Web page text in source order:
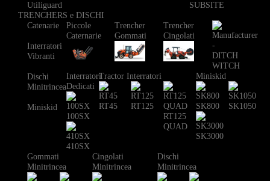
Utiliguard
TRENCHERS e DISCHI
Catenarie
Interratori
Vibranti
Dischi
Minitrincea
Miniskid
Piccole
Caternarie
Trencher
Gommati
Trencher
Cingolati
Interratori
Dedicati
100SX
410SX
Tractor Interratori
RT45
RT125
RT125
QUAD
Miniskid
SK800 SK1050
SK3000
Gommati
Minitrincea
Cingolati
Minitrincea
Dischi
Minitrincea